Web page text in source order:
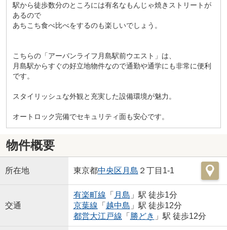
駅から徒歩数分のところには有名なもんじゃ焼きストリートが
あるので
あちこち食べ比べをするのも楽しいでしょう。
こちらの「アーバンライフ月島駅前ウエスト」は、
月島駅からすぐの好立地物件なので通勤や通学にも非常に便利
です。
スタイリッシュな外観と充実した設備環境が魅力。
オートロック完備でセキュリティ面も安心です。
物件概要
所在地 東京都中央区 月島 ２丁目1-1
交通
有楽町線 「 月島 」駅 徒歩1分
京葉線 「 越中島 」駅 徒歩12分
都営大江戸線 「 勝どき 」駅 徒歩12分